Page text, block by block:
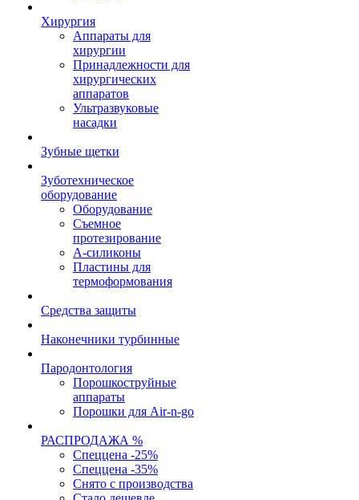
Хирургия
Аппараты для
хирургии
Принадлежности для
хирургических
аппаратов
Ультразвуковые
насадки
Зубные щетки
Зуботехническое
оборудование
Оборудование
Съемное
протезирование
А-силиконы
Пластины для
термоформования
Средства защиты
Наконечники турбинные
Пародонтология
Порошкоструйные
аппараты
Порошки для Air-n-go
РАСПРОДАЖА %
Спеццена -25%
Спеццена -35%
Снято с производства